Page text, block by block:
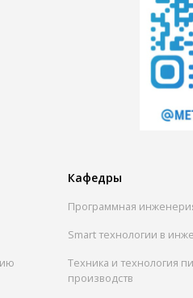
Кафедры
Программная
Smart технологии в
Техника и технология
производств